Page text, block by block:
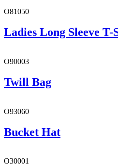
O81050
Ladies Long Sleeve T-
O90003
Twill Bag
O93060
Bucket Hat
O30001